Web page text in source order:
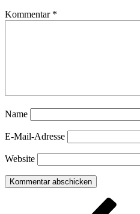
Kommentar *
Name
E-Mail-Adresse
Website
Beitragsnavigation